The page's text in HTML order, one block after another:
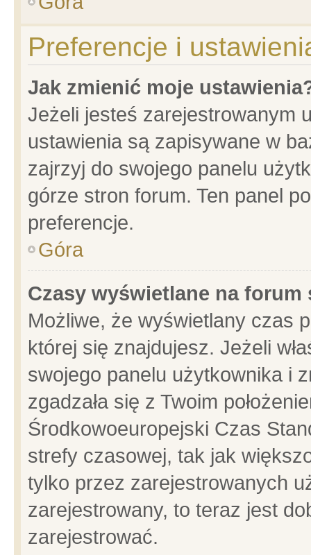
Preferencje i
Jak zmienić moje
Jeżeli jesteś zarejestrowanym
ustawienia są zapisywane w
zajrzyj do swojego panelu
górze stron forum. Ten panel
preferencje.
Góra
Czasy wyświetlane na forum
Możliwe, że wyświetlany czas
której się znajdujesz. Jeżeli
swojego panelu użytkownika i
zgadzała się z Twoim
Środkowoeuropejski Czas
strefy czasowej, tak jak
tylko przez zarejestrowanych
zarejestrowany, to teraz jest
zarejestrować.